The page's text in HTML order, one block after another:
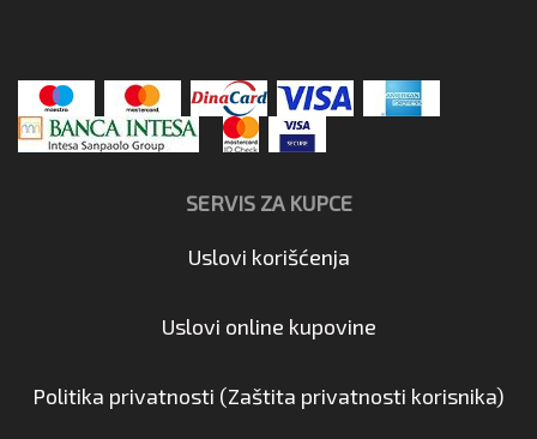
SERVIS ZA KUPCE
Uslovi korišćenja
Uslovi online kupovine
Politika privatnosti (Zaštita privatnosti korisnika)